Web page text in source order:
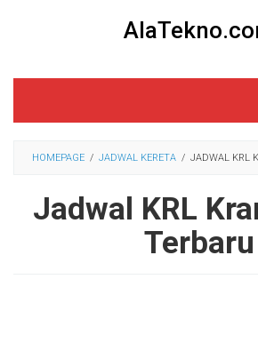
HOMEPAGE / JADWAL KERETA / JADWAL KRL
Jadwal KRL
Terbaru